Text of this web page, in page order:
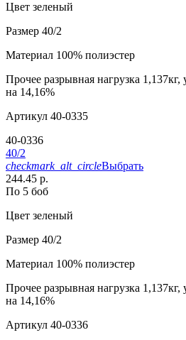
Цвет зеленый
Размер 40/2
Материал 100% полиэстер
Прочее разрывная нагрузка
на 14,16%
Артикул 40-0335
40-0336
40/2
checkmark_alt_circleВыбрать
244.45 р.
По 5 боб
Цвет зеленый
Размер 40/2
Материал 100% полиэстер
Прочее разрывная нагрузка
на 14,16%
Артикул 40-0336